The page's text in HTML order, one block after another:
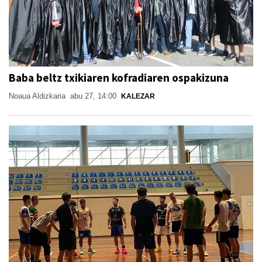
Baba beltz txikiaren kofradiaren ospakizuna
Noaua Aldizkaria abu 27, 14:00 KALEZAR